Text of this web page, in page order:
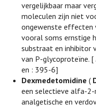
vergelijkbaar maar
moleculen zijn niet
ongewenste effecten
vooral soms ernstige
substraat en inhibitor
van P-glycoproteïne. [
en : 395-6]
Dexmedetomidine (
een selectieve alfa-
analgetische en